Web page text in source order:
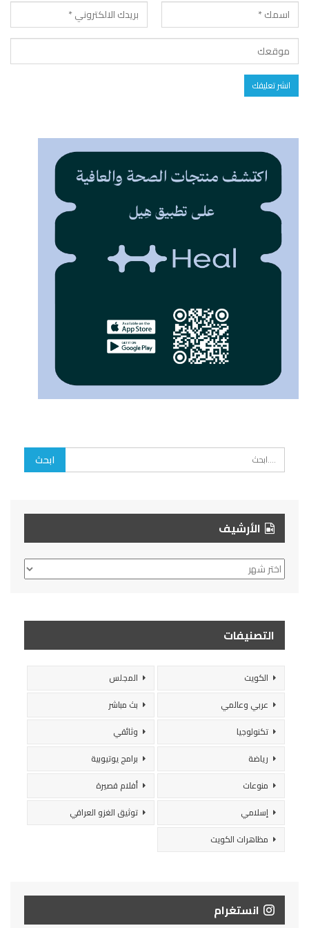
الأرشيف
الأرشيف
التصنيفات
الكويت
المجلس
عربي وعالمي
بث مباشر
تكنولوجيا
وثائقي
رياضة
برامج يوتيوبية
منوعات
أفلام قصيرة
إسلامي
توثيق الغزو العراقي
مظاهرات الكويت
انستغرام